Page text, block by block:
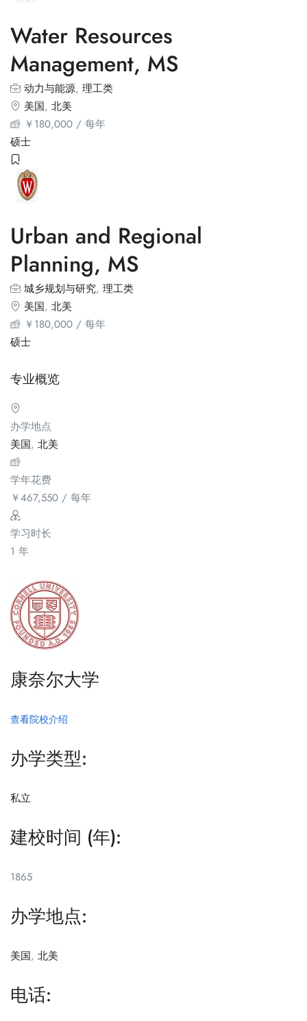
Water Resources
Management, MS
动力与能源, 理工类
美国, 北美
￥180,000 / 每年
硕士
Urban and Regional
Planning, MS
城乡规划与研究, 理工类
美国, 北美
￥180,000 / 每年
硕士
专业概览
办学地点
美国, 北美
学年花费
￥467,550 / 每年
学习时长
1 年
康奈尔大学
查看院校介绍
办学类型:
私立
建校时间 (年):
1865
办学地点:
美国, 北美
电话: